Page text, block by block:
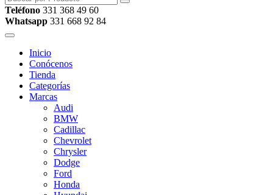
Teléfono 331 368 49 60
Whatsapp 331 668 92 84
Inicio
Conócenos
Tienda
Categorías
Marcas
Audi
BMW
Cadillac
Chevrolet
Chrysler
Dodge
Ford
Honda